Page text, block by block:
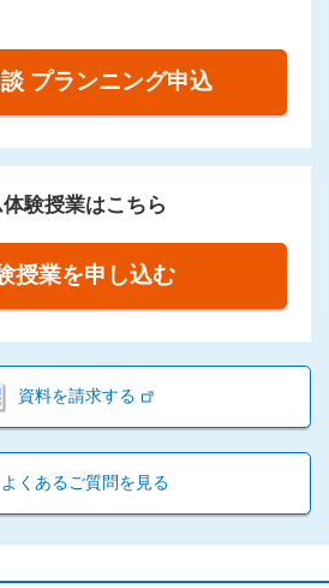
プランニング申込
験授業はこちら
授業を申し込む
資料を請求する
よくあるご質問を見る